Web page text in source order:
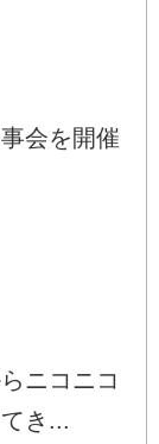
会を開催
ニコニコ
き...